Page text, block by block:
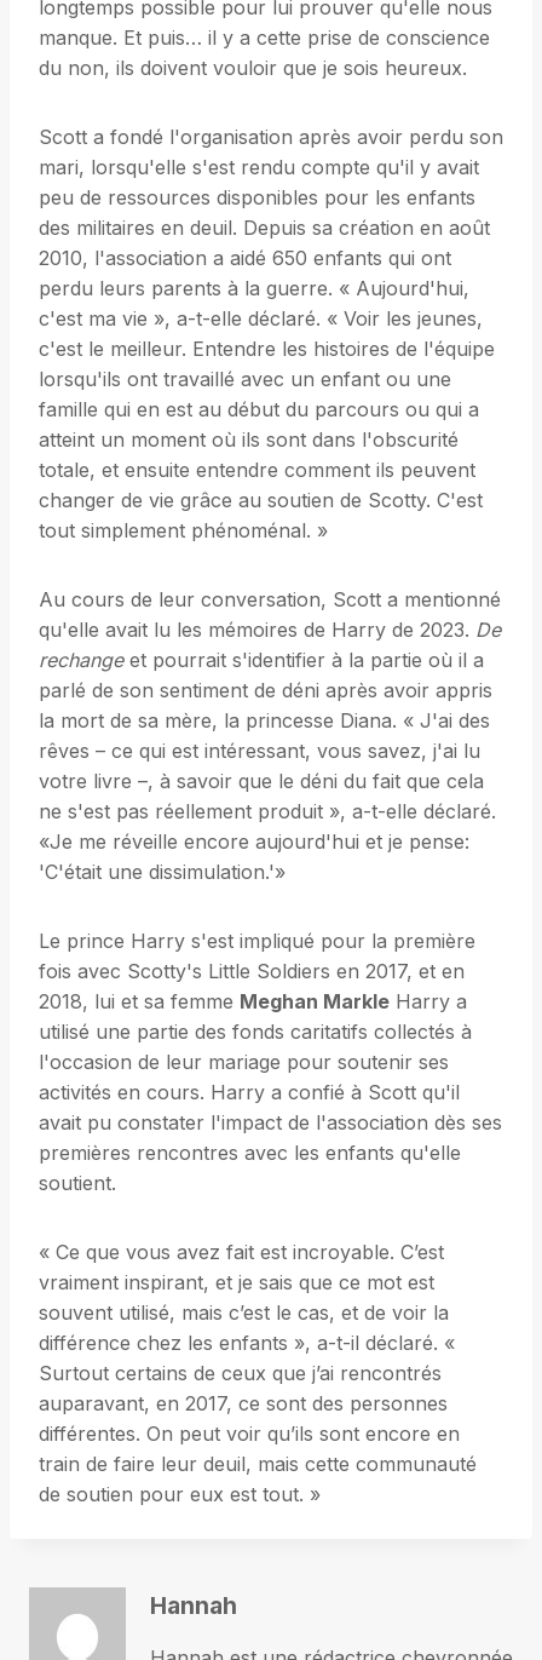
longtemps possible pour lui prouver qu'elle nous
manque. Et puis… il y a cette prise de conscience
du non, ils doivent vouloir que je sois heureux.
Scott a fondé l'organisation après avoir perdu son
mari, lorsqu'elle s'est rendu compte qu'il y avait
peu de ressources disponibles pour les enfants
des militaires en deuil. Depuis sa création en août
2010, l'association a aidé 650 enfants qui ont
perdu leurs parents à la guerre. « Aujourd'hui,
c'est ma vie », a-t-elle déclaré. « Voir les jeunes,
c'est le meilleur. Entendre les histoires de l'équipe
lorsqu'ils ont travaillé avec un enfant ou une
famille qui en est au début du parcours ou qui a
atteint un moment où ils sont dans l'obscurité
totale, et ensuite entendre comment ils peuvent
changer de vie grâce au soutien de Scotty. C'est
tout simplement phénoménal. »
Au cours de leur conversation, Scott a mentionné
qu'elle avait lu les mémoires de Harry de 2023. De
rechangeet pourrait s'identifier à la partie où il a
parlé de son sentiment de déni après avoir appris
la mort de sa mère, la princesse Diana. « J'ai des
rêves – ce qui est intéressant, vous savez, j'ai lu
votre livre –, à savoir que le déni du fait que cela
ne s'est pas réellement produit », a-t-elle déclaré.
«Je me réveille encore aujourd'hui et je pense:
'C'était une dissimulation.'»
Le prince Harry s'est impliqué pour la première
fois avec Scotty's Little Soldiers en 2017, et en
2018, lui et sa femme Meghan Markle Harry a
utilisé une partie des fonds caritatifs collectés à
l'occasion de leur mariage pour soutenir ses
activités en cours. Harry a confié à Scott qu'il
avait pu constater l'impact de l'association dès ses
premières rencontres avec les enfants qu'elle
soutient.
« Ce que vous avez fait est incroyable. C’est
vraiment inspirant, et je sais que ce mot est
souvent utilisé, mais c’est le cas, et de voir la
différence chez les enfants », a-t-il déclaré. «
Surtout certains de ceux que j’ai rencontrés
auparavant, en 2017, ce sont des personnes
différentes. On peut voir qu’ils sont encore en
train de faire leur deuil, mais cette communauté
de soutien pour eux est tout. »
Hannah